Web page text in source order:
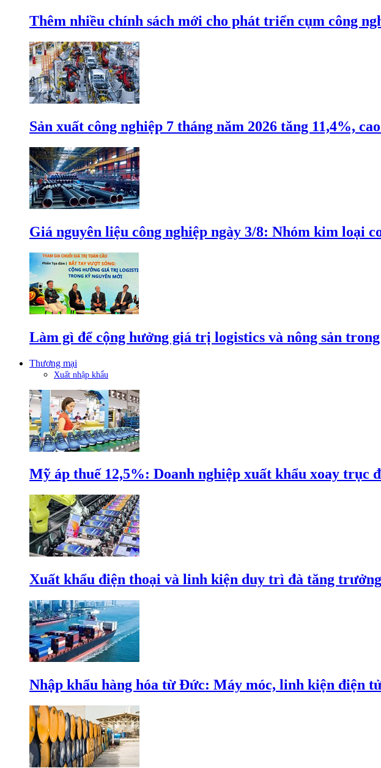
Thêm nhiều chính sách mới cho phát triển cụm công
Sản xuất công nghiệp 7 tháng năm 2026 tăng 11,4%,
Giá nguyên liệu công nghiệp ngày 3/8: Nhóm kim loại
Làm gì để cộng hưởng giá trị logistics và nông sản
Thương mại
Xuất nhập khẩu
Mỹ áp thuế 12,5%: Doanh nghiệp xuất khẩu xoay trục
Xuất khẩu điện thoại và linh kiện duy trì đà tăng
Nhập khẩu hàng hóa từ Đức: Máy móc, linh kiện điện